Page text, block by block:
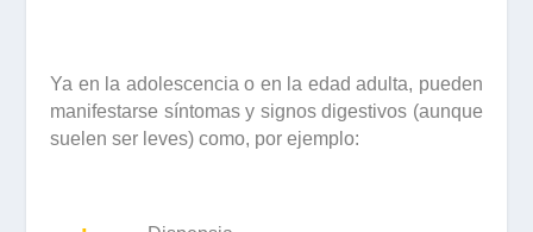
Ya en la adolescencia o en la edad adulta, pueden
manifestarse síntomas y signos digestivos (aunque
suelen ser leves) como, por ejemplo: